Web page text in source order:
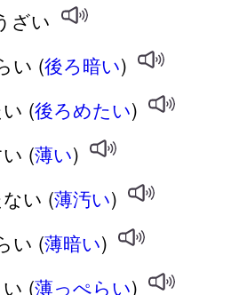
ざい
い (後ろ暗い)
(後ろめたい)
(薄い)
い (薄汚い)
い (薄暗い)
(薄っぺらい)